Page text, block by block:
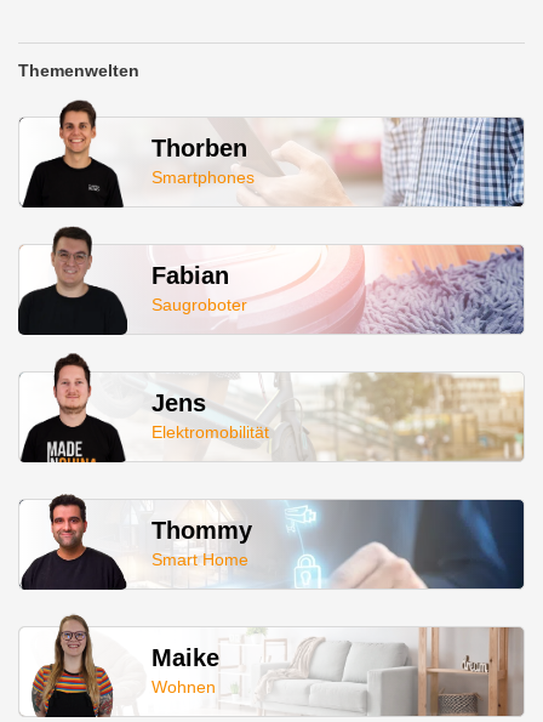
Themenwelten
Thorben
Smartphones
Fabian
Saugroboter
Jens
Elektromobilität
Thommy
Smart Home
Maike
Wohnen